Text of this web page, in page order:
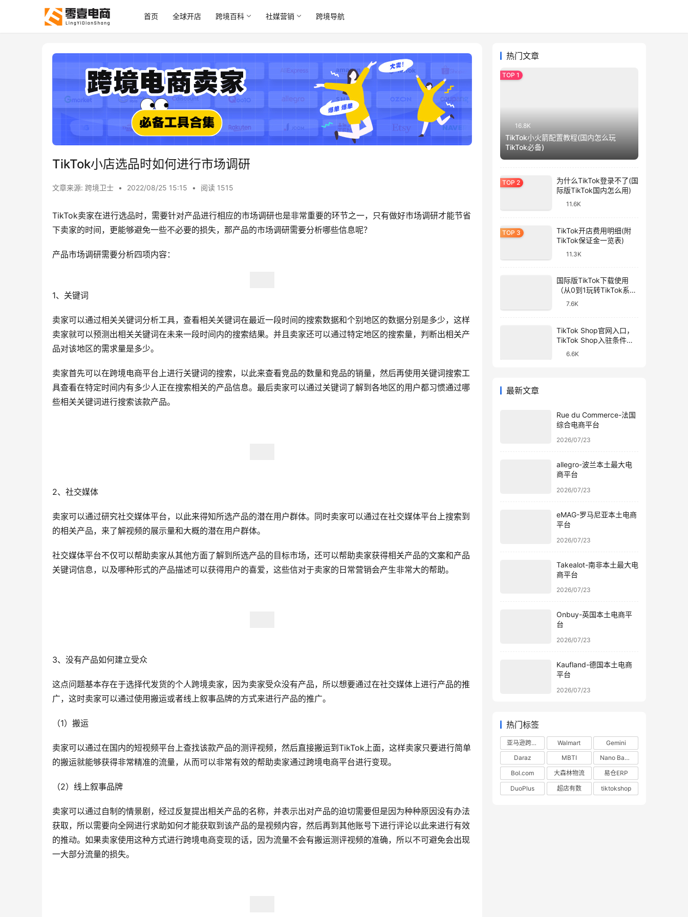
首页 全球开店 跨境百科 社媒营销 跨境导航
TikTok小店选品时如何进行市场调研
文章来源: 跨境卫士 • 2022/08/25 15:15 • 阅读 1515
TikTok卖家在进行选品时，需要针对产品进行相应的市场调研也是非常重要的环节之一，只有做好市场调研才能节省
下卖家的时间，更能够避免一些不必要的损失，那产品的市场调研需要分析哪些信息呢？
产品市场调研需要分析四项内容：
1、关键词
卖家可以通过相关关键词分析工具，查看相关关键词在最近一段时间的搜索数据和个别地区的数据分别是多少，这样
卖家就可以预测出相关关键词在未来一段时间内的搜索结果。并且卖家还可以通过特定地区的搜索量，判断出相关产
品对该地区的需求量是多少。
卖家首先可以在跨境电商平台上进行关键词的搜索，以此来查看竞品的数量和竞品的销量，然后再使用关键词搜索工
具查看在特定时间内有多少人正在搜索相关的产品信息。最后卖家可以通过关键词了解到各地区的用户都习惯通过哪
些相关关键词进行搜索该款产品。
2、社交媒体
卖家可以通过研究社交媒体平台，以此来得知所选产品的潜在用户群体。同时卖家可以通过在社交媒体平台上搜索到
的相关产品，来了解视频的展示量和大概的潜在用户群体。
社交媒体平台不仅可以帮助卖家从其他方面了解到所选产品的目标市场，还可以帮助卖家获得相关产品的文案和产品
关键词信息，以及哪种形式的产品描述可以获得用户的喜爱，这些信对于卖家的日常营销会产生非常大的帮助。
3、没有产品如何建立受众
这点问题基本存在于选择代发货的个人跨境卖家，因为卖家受众没有产品，所以想要通过在社交媒体上进行产品的推
广，这时卖家可以通过使用搬运或者线上叙事品牌的方式来进行产品的推广。
（1）搬运
卖家可以通过在国内的短视频平台上查找该款产品的测评视频，然后直接搬运到TikTok上面，这样卖家只要进行简单
的搬运就能够获得非常精准的流量，从而可以非常有效的帮助卖家通过跨境电商平台进行变现。
（2）线上叙事品牌
卖家可以通过自制的情景剧，经过反复提出相关产品的名称，并表示出对产品的迫切需要但是因为种种原因没有办法
获取，所以需要向全网进行求助如何才能获取到该产品的是视频内容，然后再到其他账号下进行评论以此来进行有效
的推动。如果卖家使用这种方式进行跨境电商变现的话，因为流量不会有搬运测评视频的准确，所以不可避免会出现
一大部分流量的损失。
热门文章
16.8K
TikTok小火箭配置教程(国内怎么玩
TikTok必备)
为什么TikTok登录不了(国
际版TikTok国内怎么用)
11.6K
TikTok开店费用明细(附
TikTok保证金一览表)
11.3K
国际版TikTok下载使用
（从0到1玩转TikTok系列
教程）
7.6K
TikTok Shop官网入口，
TikTok Shop入驻条件和
开店流程
6.6K
最新文章
Rue du Commerce-法国
综合电商平台
2026/07/23
allegro-波兰本土最大电
商平台
2026/07/23
eMAG-罗马尼亚本土电商
平台
2026/07/23
Takealot-南非本土最大电
商平台
2026/07/23
Onbuy-英国本土电商平
台
2026/07/23
Kaufland-德国本土电商
平台
2026/07/23
热门标签
亚马逊跨境电商 Walmart
Gemini
Daraz
MBTI
Nano Banana
Bol.com
大森林物流
易仓ERP
DuoPlus
超店有数 tiktokshop